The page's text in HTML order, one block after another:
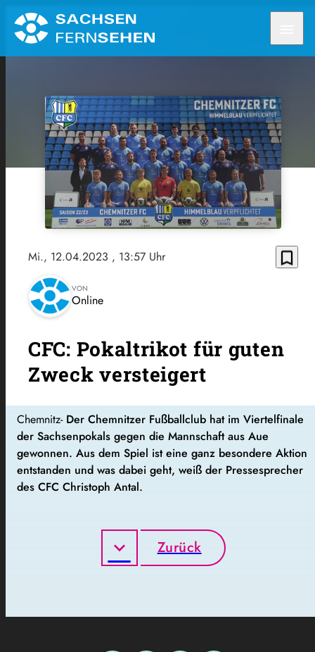
Mi., 12.04.2023 , 13:57 Uhr bookmark_border
VON
Online
CFC: Pokaltrikot für guten
Zweck versteigert
Chemnitz- Der Chemnitzer Fußballclub hat im Viertelfinale
der Sachsenpokals gegen die Mannschaft aus Aue
gewonnen. Aus dem Spiel ist eine ganz besondere Aktion
entstanden und was dabei geht, weiß der Pressesprecher
des CFC Christoph Antal.
Zurück